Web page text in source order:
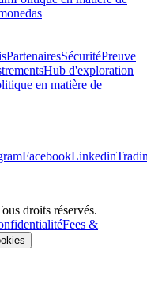
PartenairesSécuritéPreuve
Hub d'exploration
en matière de
FacebookLinkedin
droits réservés.
Fees &